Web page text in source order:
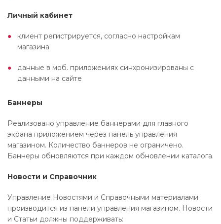
Личный кабинет
клиент регистрируется, согласно настройкам
магазина
данные в моб. приложениях синхронизированы с
данными на сайте
Баннеры
Реализовано управление баннерами для главного
экрана приложением через панель управления
магазином. Количество баннеров не ограничено.
Баннеры обновляются при каждом обновлении каталога.
Новости и Справочник
Управление Новостями и Справочными материалами
производится из панели управления магазином. Новости
и Статьи должны поддерживать: